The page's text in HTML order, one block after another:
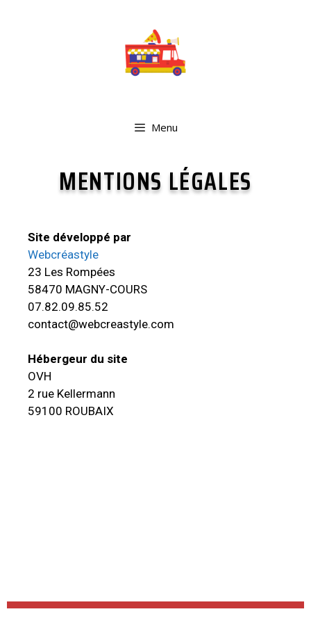
Menu
MENTIONS LÉGALES
Site développé par
Webcréastyle
23 Les Rompées
58470 MAGNY-COURS
07.82.09.85.52
contact@webcreastyle.com
Hébergeur du site
OVH
2 rue Kellermann
59100 ROUBAIX